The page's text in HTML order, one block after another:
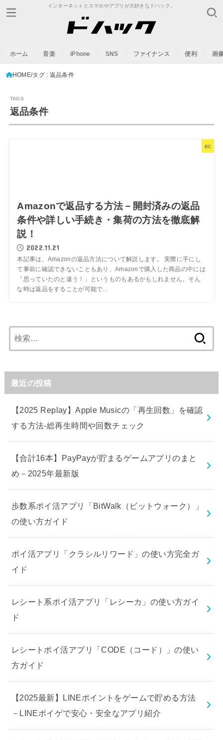
インターネットとスマホやアプリが大好きなドハック。
ホーム 音楽 iPhone SNS ファイナンス 便利 画
HOME タグ : 返品条件
返品条件
ec
Amazonで返品する方法－開封済みの返品
条件や詳しい手続き・集荷の方法を徹底解
説！
2022.11.21
本記事は、Amazonの返品方法について解説します。 実際に手にし
て事前に確認できないこともあり、Amazonで購入した商品の中には
「思っていたのと違う！」というものもあるかもしれません。そん
な時は返品をすることが可能で...
索:
最近の投稿
【2025 Replay】Apple Musicの「再生回数」を確認
する方法-総再生時間や回数チェック
【合計16本】PayPayが貯まるゲームアプリのまと
め－2025年最新版
歩数系ポイ活アプリ「BitWalk（ビットウォーク）」
の使い方ガイド
ポイ活アプリ「クラシルリワード」の使い方完全ガ
イド
レシート系ポイ活アプリ「レシーカ」の使い方ガイ
ド
レシートポイ活アプリ「CODE（コード）」の使い
方ガイド
【2025最新】LINEポイントをゲームで貯める方法
－LINEポイゲで安心・安全なアプリ紹介